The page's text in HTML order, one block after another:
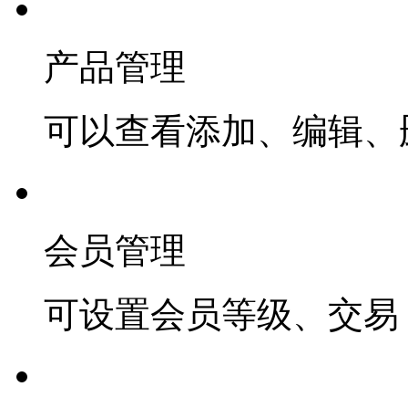
产品管理
可以查看添加、编辑
会员管理
可设置会员等级、交